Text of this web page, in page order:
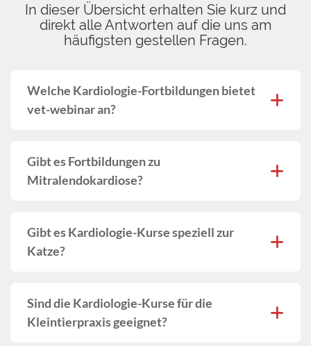
In dieser Übersicht erhalten Sie kurz und
direkt alle Antworten auf die uns am
häufigsten gestellen Fragen.
Welche Kardiologie-Fortbildungen bietet
vet-webinar an?
Gibt es Fortbildungen zu
Mitralendokardiose?
Gibt es Kardiologie-Kurse speziell zur
Katze?
Sind die Kardiologie-Kurse für die
Kleintierpraxis geeignet?